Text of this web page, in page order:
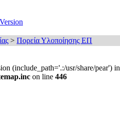
> Πορεία Υλοποίησης ΕΠ
(include_path='.:/usr/share/pear') in
on line 446